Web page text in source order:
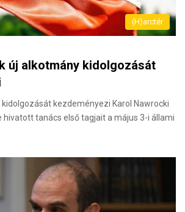
(H)arctér
új alkotmány kidolgozását
kezdeményezi Karol Nawrocki
hivatott tanács első tagjait a május 3-i állami